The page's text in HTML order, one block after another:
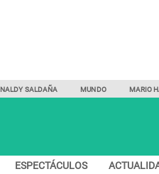
NALDY SALDAÑA MUNDO MARIO
ESPECTÁCULOS